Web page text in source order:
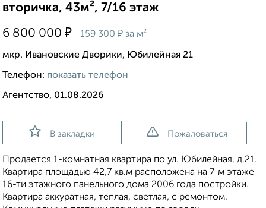
вторичка, 43м², 7/16 этаж
6 800 000 ₽ 159 300 ₽ за м²
мкр. Ивановские Дворики, Юбилейная 21
Телефон: показать телефон
Агентство, 01.08.2026
В закладки Пожаловаться
Продается 1-комнатная квартира по ул. Юбилейная, д.21.
Квартира площадью 42,7 кв.м расположена на 7-м этаже
16-ти этажного панельного дома 2006 года постройки.
Квартира аккуратная, теплая, светлая, с ремонтом.